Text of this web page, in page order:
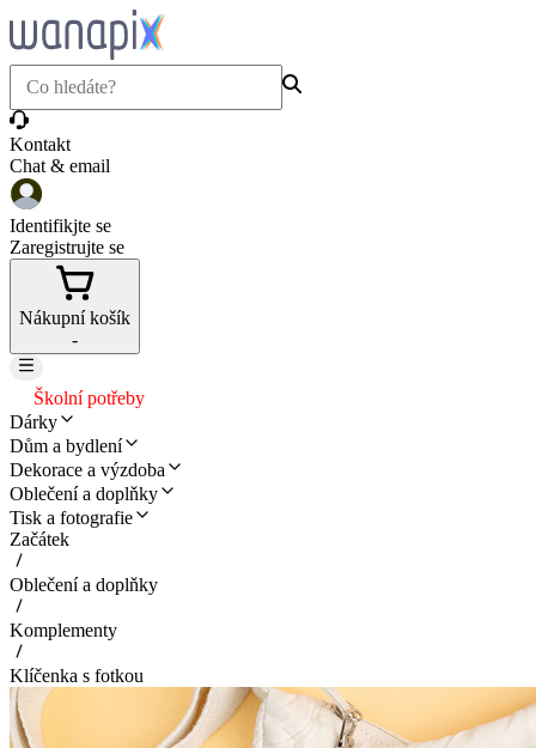
Kontakt
Chat & email
Identifikjte se
Zaregistrujte se
Nákupní košík
-
Školní potřeby
Dárky
Dům a bydlení
Dekorace a výzdoba
Oblečení a doplňky
Tisk a fotografie
Začátek
Oblečení a doplňky
Komplementy
Klíčenka s fotkou